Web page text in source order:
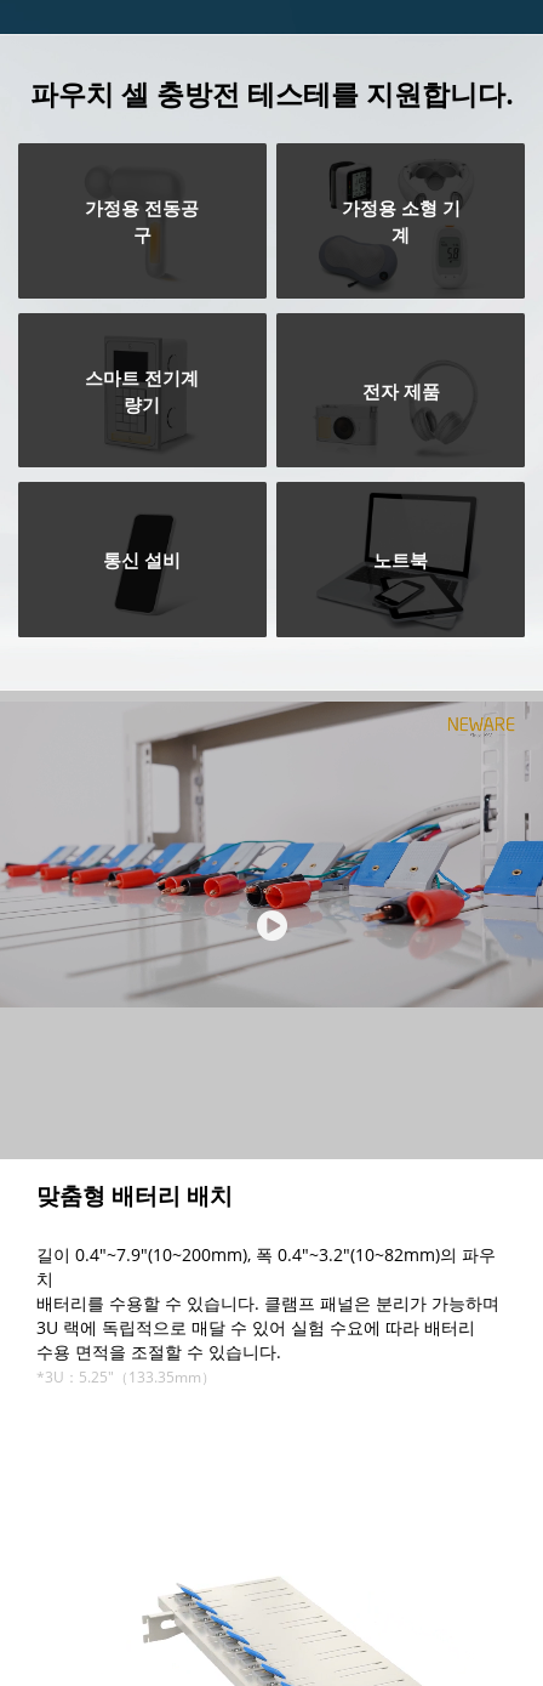
파우치 셀 충방전 테스테를 지원합니다.
가정용 전동공
구
가정용 소형 기
계
스마트 전기계
량기
전자 제품
통신 설비 노트북
맞춤형 배터리 배치
길이 0.4"~7.9"(10~200mm), 폭 0.4"~3.2"(10~82mm)의 파우
치
배터리를 수용할 수 있습니다. 클램프 패널은 분리가 가능하며
3U 랙에 독립적으로 매달 수 있어 실험 수요에 따라 배터리
수용 면적을 조절할 수 있습니다.
*3U：5.25"（133.35mm）